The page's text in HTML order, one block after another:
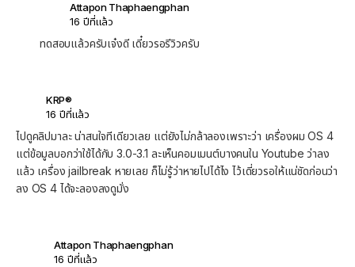
Attapon Thaphaengphan
16 ปีที่แล้ว
ทดสอบแล้วครับเจ๋งดี เดี๋ยวรอรีวิวครับ
KRP®
16 ปีที่แล้ว
ไปดูคลิปมาละ น่าสนใจทีเดียวเลย แต่ยังไม่กล้าลองเพราะว่า เครื่องผม OS 4
แต่ข้อมูลบอกว่าใช้ได้กับ 3.0-3.1 ละเห็นคอมเมนต์บางคนใน Youtube ว่าลง
แล้ว เครื่อง jailbreak หายเลย ก็ไม่รู้ว่าหายไปได้ไง ไว้เดี่ยวรอให้แน่ชัดก่อนว่า
ลง OS 4 ได้จะลองลงดูมั่ง
Attapon Thaphaengphan
16 ปีที่แล้ว